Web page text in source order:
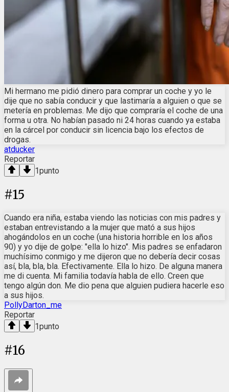
Mi hermano me pidió dinero para comprar un coche y yo le
dije que no sabía conducir y que lastimaría a alguien o que se
metería en problemas. Me dijo que compraría el coche de una
forma u otra. No habían pasado ni 24 horas cuando ya estaba
en la cárcel por conducir sin licencia bajo los efectos de
drogas.
atducker
Reportar
1punto
#15
Cuando era niña, estaba viendo las noticias con mis padres y
estaban entrevistando a la mujer que mató a sus hijos
ahogándolos en un coche (una historia horrible en los años
90) y yo dije de golpe: "ella lo hizo". Mis padres se enfadaron
muchísimo conmigo y me dijeron que no debería decir cosas
así, bla, bla, bla. Efectivamente. Ella lo hizo. De alguna manera
me di cuenta. Mi familia todavía habla de ello. Creen que
tengo algún don. Me dio pena que alguien pudiera hacerle eso
a sus hijos.
PollyDarton_me
Reportar
1punto
#16